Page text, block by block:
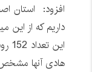
هادی آنها